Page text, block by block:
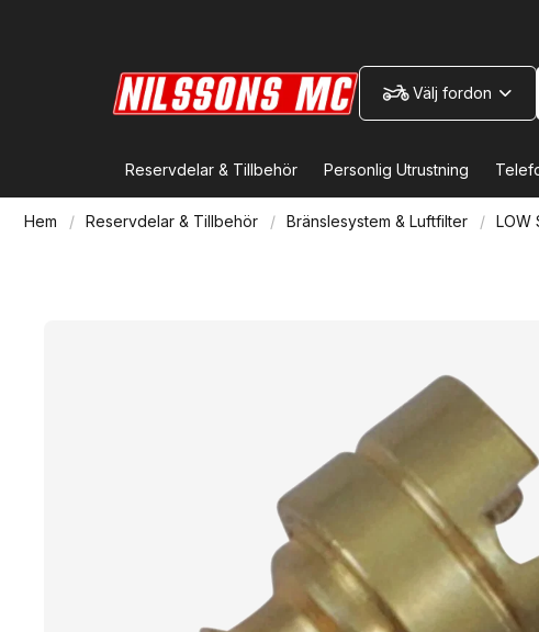
Välj fordon
Reservdelar & Tillbehör Personlig Utrustning
Hem Reservdelar & Tillbehör Bränslesystem & Luftfilter LOW